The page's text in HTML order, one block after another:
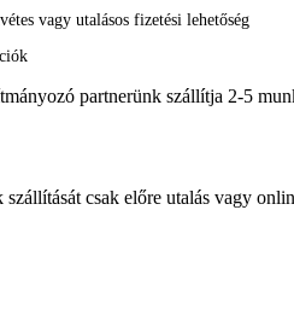
vagy utalásos fizetési lehetőség
partnerünk szállítja 2-5
csak előre utalás vagy